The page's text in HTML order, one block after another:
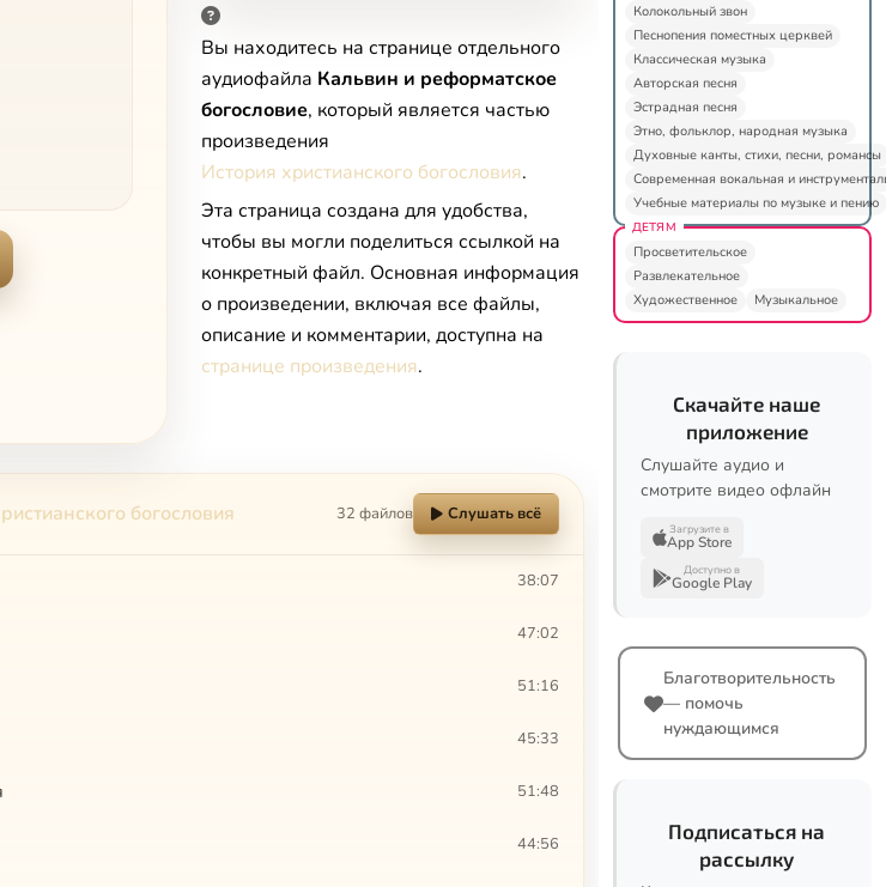
Вы находитесь на странице отдельного
аудиофайла Кальвин и реформатское
богословие, который является частью
произведения
История христианского богословия.
Эта страница создана для удобства,
чтобы вы могли поделиться ссылкой на
конкретный файл. Основная информация
о произведении, включая все файлы,
описание и комментарии, доступна на
странице произведения.
богословия 32 файлов Слушать всё
38:07
47:02
51:16
45:33
51:48
44:56
Колокольный звон
Песнопения поместных церквей
Классическая музыка
Авторская песня
Эстрадная песня
Этно, фольклор, народная музыка
Духовные канты, стихи, песни, романсы
Современная вокальная и
Учебные материалы по музыке и пению
ДЕТЯМ
Просветительское
Развлекательное
Художественное
Музыкальное
Скачайте наше
приложение
Слушайте аудио и
смотрите видео офлайн
Загрузите в
App Store
Доступно в
Google Play
Благотворительность
— помочь
нуждающимся
Подписаться на
рассылку